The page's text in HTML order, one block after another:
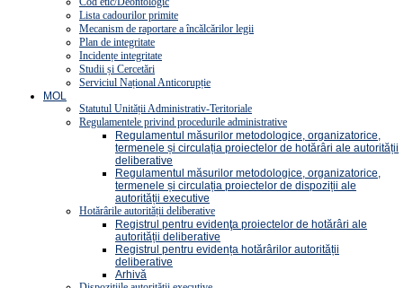
Lista cadourilor primite
Mecanism de raportare a încălcărilor legii
Plan de integritate
Incidențe integritate
Studii și Cercetări
Serviciul Național Anticorupție
MOL
Statutul Unității Administrativ-Teritoriale
Regulamentele privind procedurile administrative
Regulamentul măsurilor metodologice, organizatorice,
termenele și circulația proiectelor de hotărâri ale autorității
deliberative
Regulamentul măsurilor metodologice, organizatorice,
termenele și circulația proiectelor de dispoziții ale
autorității executive
Hotărârile autorității deliberative
Registrul pentru evidenţa proiectelor de hotărâri ale
autorității deliberative
Registrul pentru evidența hotărârilor autorității
deliberative
Arhivă